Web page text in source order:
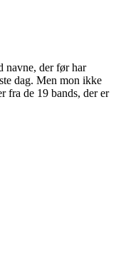
navne, der før har
dag. Men mon ikke
fra de 19 bands, der er